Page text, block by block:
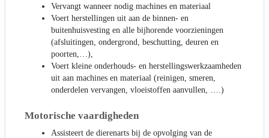
Vervangt wanneer nodig machines en materiaal
Voert herstellingen uit aan de binnen- en
buitenhuisvesting en alle bijhorende voorzieningen
(afsluitingen, ondergrond, beschutting, deuren en
poorten,…),
Voert kleine onderhouds- en herstellingswerkzaamheden
uit aan machines en materiaal (reinigen, smeren,
onderdelen vervangen, vloeistoffen aanvullen, ….)
Motorische vaardigheden
Assisteert de dierenarts bij de opvolging van de